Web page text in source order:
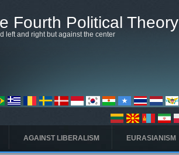
Fourth Political Theory
left and right but against the center
AGAINST LIBERALISM EURASIANISM